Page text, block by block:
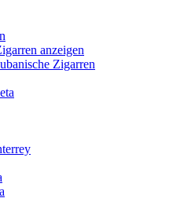
anzeigen
Zigarren